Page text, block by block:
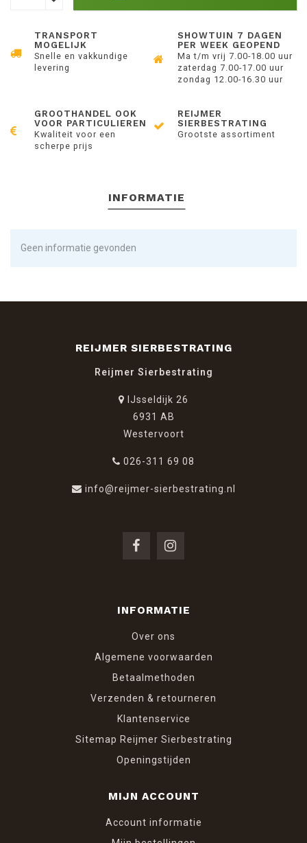
TRANSPORT
MOGELIJK
Snelle en vakkundige
levering
SHOWTUIN 7 DAGEN
PER WEEK GEOPEND
Ma t/m vrij 7.00-18.00 uur
zaterdag 7.00-17.00 uur
zondag 12.00-16.30 uur
GROOTHANDEL OOK
VOOR PARTICULIEREN
Kwaliteit voor een
scherpe prijs
REIJMER
SIERBESTRATING
Grootste assortiment
INFORMATIE
Geen informatie gevonden
REIJMER SIERBESTRATING
Reijmer Sierbestrating
IJsseldijk 26
6931 AB
Westervoort
026-311 69 08
info@reijmer-sierbestrating.nl
INFORMATIE
Over ons
Algemene voorwaarden
Betaalmethoden
Verzenden & retourneren
Klantenservice
Sitemap Reijmer Sierbestrating
Openingstijden
MIJN ACCOUNT
Account informatie